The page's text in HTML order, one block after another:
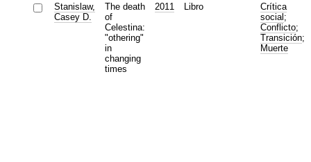
Stanislaw,
Casey D.
The death
of
Celestina:
"othering"
in
changing
times
2011 Libro
Crítica
social ;
Conflicto;
Transición;
Muerte